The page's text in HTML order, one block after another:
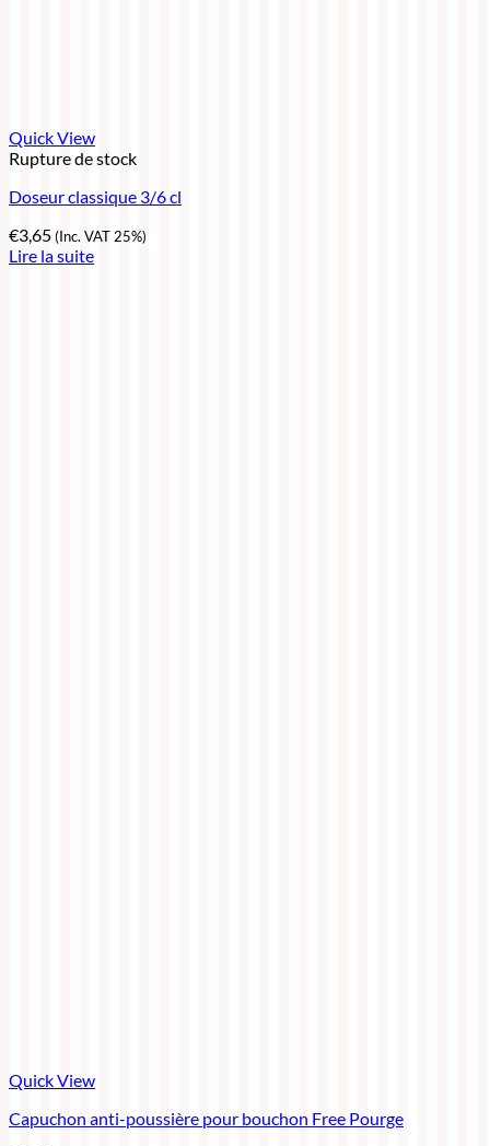
Quick View
Rupture de stock
Doseur classique 3/6 cl
€3,65(Inc. VAT 25%)
Lire la suite
Quick View
Capuchon anti-poussière pour bouchon Free Pourge